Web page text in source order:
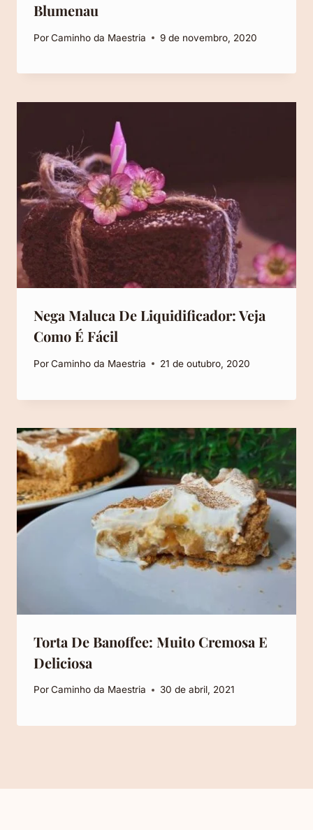
Blumenau
PorCaminho da Maestria 9 de novembro, 2020
Nega Maluca De Liquidificador: Veja
Como É Fácil
PorCaminho da Maestria 21 de outubro, 2020
Torta De Banoffee: Muito Cremosa E
Deliciosa
PorCaminho da Maestria 30 de abril, 2021